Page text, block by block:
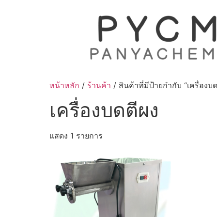
หน้าหลัก / ร้านค้า / สินค้าที่มีป้ายกำกับ “เครื่องบ
เครื่องบดตีผง
แสดง 1 รายการ